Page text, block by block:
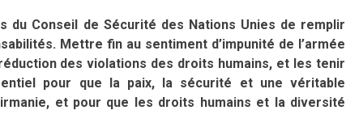
du Conseil de Sécurité des Nations Unies de remplir
Mettre fin au sentiment d’impunité de l’armée
des violations des droits humains, et les tenir
pour que la paix, la sécurité et une véritable
et pour que les droits humains et la diversité